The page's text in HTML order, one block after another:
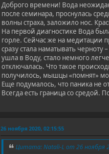
Доброго времени! Вода
после семинара, проснулась
волны страха, заложило нос.
На первой диагностике Вода
горле. Сейчас же на медитации
сразу стала наматывать
ушла в Воду, стало немного
отключалась. Что такое
получилось, мышцы «помнят»
Еще подумалось, что паника не
Всегда есть граница со средой.
26 ноября 2020, 02:15:55
Цитата: Natali-L от 26 ноября